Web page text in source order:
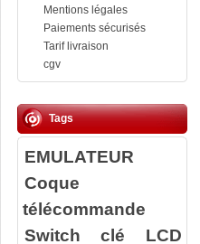
Mentions légales
Paiements sécurisés
Tarif livraison
cgv
Tags
EMULATEUR
Coque
télécommande
Switch clé
LCD